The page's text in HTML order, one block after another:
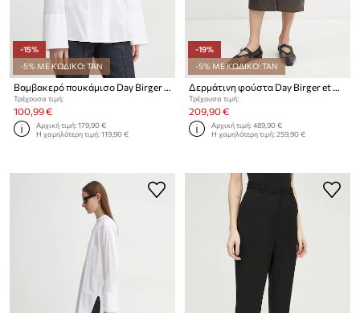
-15%
-5% ΜΕ ΚΩΔΙΚΟ: TAN
Βαμβακερό πουκάμισο Day Birger et Mikkelsen Olivier
Τρέχουσα τιμή:
100,99 €
Αρχική τιμή:179,90 €
Η χαμηλότερη τιμή:119,90 €
-19%
-5% ΜΕ ΚΩΔΙΚΟ: TAN
Δερμάτινη φούστα Day Birger et Mikkelsen Niki
Τρέχουσα τιμή:
209,90 €
Αρχική τιμή:489,90 €
Η χαμηλότερη τιμή:259,90 €